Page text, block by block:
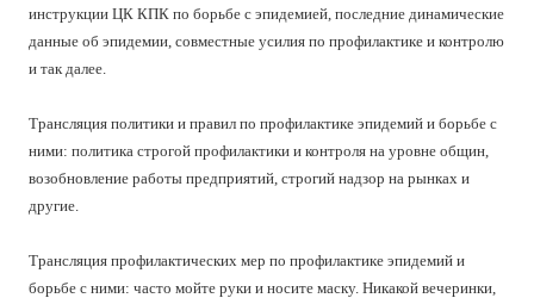
инструкции ЦК КПК по борьбе с эпидемией, последние динамические
данные об эпидемии, совместные усилия по профилактике и контролю
и так далее.
Трансляция политики и правил по профилактике эпидемий и борьбе с
ними: политика строгой профилактики и контроля на уровне общин,
возобновление работы предприятий, строгий надзор на рынках и
другие.
Трансляция профилактических мер по профилактике эпидемий и
борьбе с ними: часто мойте руки и носите маску. Никакой вечеринки,